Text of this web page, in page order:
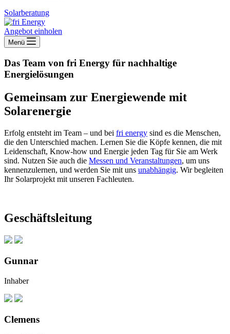
Solarberatung
Angebot einholen
Menü
Das Team von fri Energy für nachhaltige
Energielösungen
Gemeinsam zur Energiewende mit
Solarenergie
Erfolg entsteht im Team – und bei fri energy sind es die Menschen,
die den Unterschied machen. Lernen Sie die Köpfe kennen, die mit
Leidenschaft, Know-how und Energie jeden Tag für Sie am Werk
sind. Nutzen Sie auch die Messen und Veranstaltungen, um uns
kennenzulernen, und werden Sie mit uns unabhängig. Wir begleiten
Ihr Solarprojekt mit unseren Fachleuten.
Geschäftsleitung
Gunnar
Inhaber
Clemens